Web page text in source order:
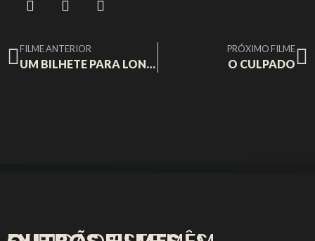
FILME ANTERIOR
UM BILHETE PARA LONGE DAQUI
PRÓXIMO FILME
O CULPADO